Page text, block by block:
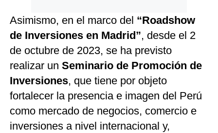
Asimismo, en el marco del “Roadshow
de Inversiones en Madrid”, desde el 2
de octubre de 2023, se ha previsto
realizar un Seminario de Promoción de
Inversiones, que tiene por objeto
fortalecer la presencia e imagen del Perú
como mercado de negocios, comercio e
inversiones a nivel internacional y,